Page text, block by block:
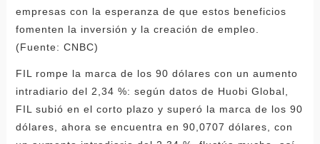
empresas con la esperanza de que estos beneficios
fomenten la inversión y la creación de empleo.
(Fuente: CNBC)
FIL rompe la marca de los 90 dólares con un aumento
intradiario del 2,34 %: según datos de Huobi Global,
FIL subió en el corto plazo y superó la marca de los 90
dólares, ahora se encuentra en 90,0707 dólares, con